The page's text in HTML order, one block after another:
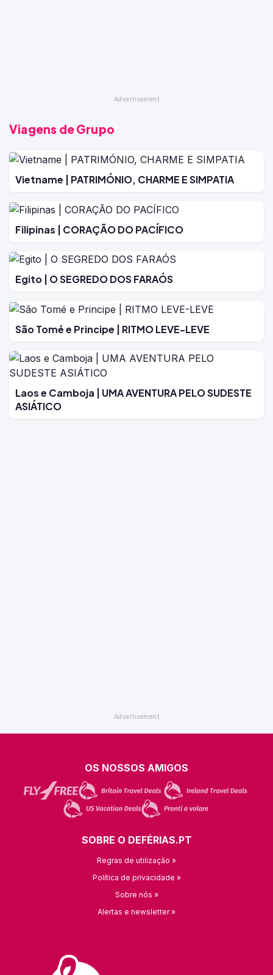
Viagens de Grupo
Vietname | PATRIMÓNIO, CHARME E SIMPATIA
Filipinas | CORAÇÃO DO PACÍFICO
Egito | O SEGREDO DOS FARAÓS
São Tomé e Principe | RITMO LEVE-LEVE
Laos e Camboja | UMA AVENTURA PELO SUDESTE
ASIÁTICO
OS NOSSOS AMIGOS
SOBRE O DEFÉRIAS.PT
Regras de utilização »
Política de privacidade »
Sobre nós »
Alertas e newsletter »